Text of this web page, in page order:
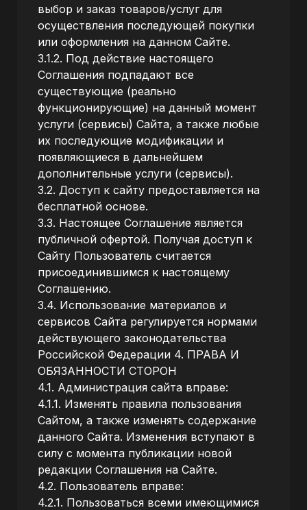
выбор и заказ товаров/услуг для
осуществления последующей покупки
или оформления на данном Сайте.
3.1.2. Под действие настоящего
Соглашения подпадают все
существующие (реально
функционирующие) на данный момент
услуги (сервисы) Сайта, а также любые
их последующие модификации и
появляющиеся в дальнейшем
дополнительные услуги (сервисы).
3.2. Доступ к сайту предоставляется на
бесплатной основе.
3.3. Настоящее Соглашение является
публичной офертой. Получая доступ к
Сайту Пользователь считается
присоединившимся к настоящему
Соглашению.
3.4. Использование материалов и
сервисов Сайта регулируется нормами
действующего законодательства
Российской Федерации 4. ПРАВА И
ОБЯЗАННОСТИ СТОРОН
4.1. Администрация сайта вправе:
4.1.1. Изменять правила пользования
Сайтом, а также изменять содержание
данного Сайта. Изменения вступают в
силу с момента публикации новой
редакции Соглашения на Сайте.
4.2. Пользователь вправе:
4.2.1. Пользоваться всеми имеющимися